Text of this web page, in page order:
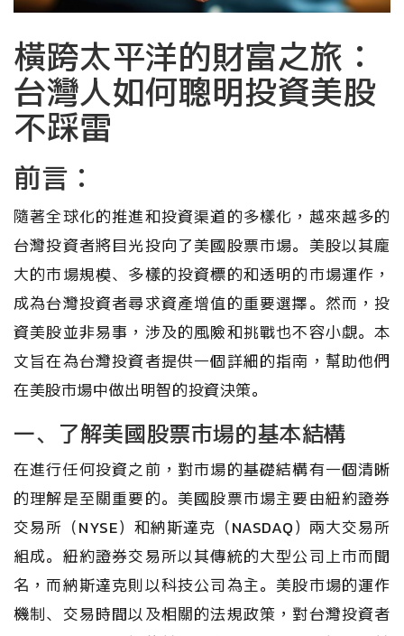
橫跨太平洋的財富之旅：
台灣人如何聰明投資美股
不踩雷
前言：
隨著全球化的推進和投資渠道的多樣化，越來越多的
台灣投資者將目光投向了美國股票市場。美股以其龐
大的市場規模、多樣的投資標的和透明的市場運作，
成為台灣投資者尋求資產增值的重要選擇。然而，投
資美股並非易事，涉及的風險和挑戰也不容小覷。本
文旨在為台灣投資者提供一個詳細的指南，幫助他們
在美股市場中做出明智的投資決策。
一、了解美國股票市場的基本結構
在進行任何投資之前，對市場的基礎結構有一個清晰
的理解是至關重要的。美國股票市場主要由紐約證券
交易所（NYSE）和納斯達克（NASDAQ）兩大交易所
組成。紐約證券交易所以其傳統的大型公司上市而聞
名，而納斯達克則以科技公司為主。美股市場的運作
機制、交易時間以及相關的法規政策，對台灣投資者